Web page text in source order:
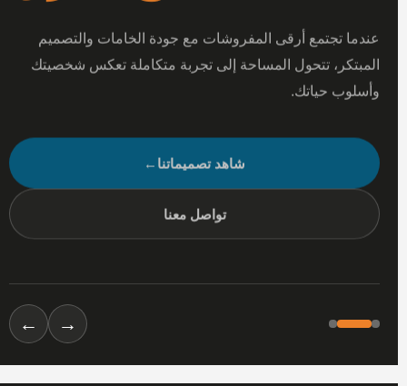
عندما تجتمع أرقى المفروشات مع جودة الخامات والتصميم
المبتكر، تتحول المساحة إلى تجربة متكاملة تعكس شخصيتك
وأسلوب حياتك.
شاهد تصميماتنا←
تواصل معنا
→
←